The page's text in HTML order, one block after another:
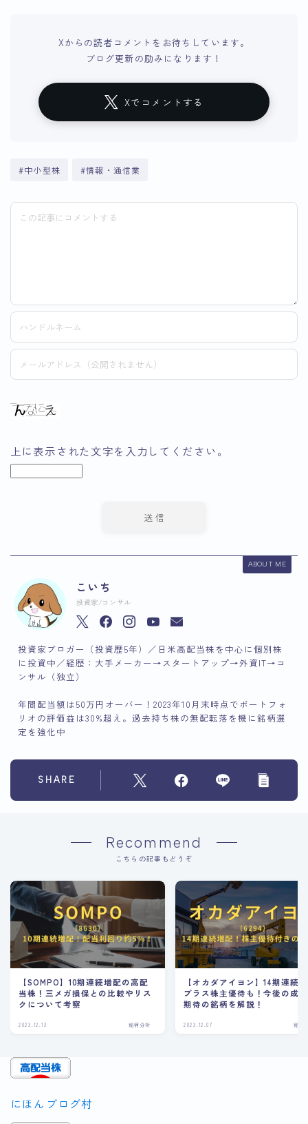
Xからの読者コメントをお待ちしています。
ブログ更新の励みになります！
Xでコメントする
#中小型株 #情報・通信業
上に表示された文字を入力してください。
ABOUT ME
こいち
投資家/コンサル
投資家ブロガー（投資歴5年）／日米高配当株を中心に個別株
に投資中／経歴：大手メーカー→スタートアップ→外資IT→コ
ンサル（独立）
年間配当額は50万円オーバー！2023年10月末時点でポートフォ
リオの評価益は30%超え。過去持ち株の無配転落を機に銘柄選
定を強化中
SHARE
Recommend
こちらの記事もどうぞ
【SOMPO】10期連続増配の高配
当株！三メガ損保との比較やリス
クについて考察
2023.12.13 銘柄分析
【オカダアイヨン】14期連続
プラス株主優待も！今後の成
期待の銘柄を解説！
2023.12.07 銘柄
にほんブログ村